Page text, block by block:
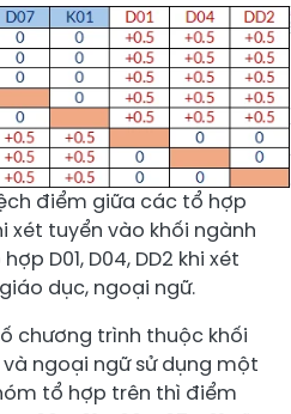
điểm giữa các tổ hợp
xét tuyển vào khối ngành
D01, D04, DD2 khi xét
dục, ngoại ngữ.
chương trình thuộc khối
ngoại ngữ sử dụng một
tổ hợp trên thì điểm